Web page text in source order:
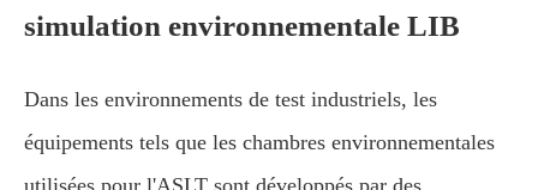
simulation environnementale LIB
Dans les environnements de test industriels, les
équipements tels que les chambres environnementales
utilisées pour l'ASLT sont développés par des